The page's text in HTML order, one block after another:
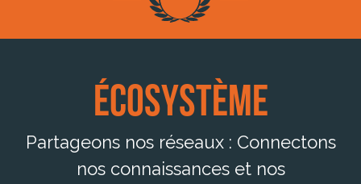
Écosystème
Partageons nos réseaux : Connectons
nos connaissances et nos